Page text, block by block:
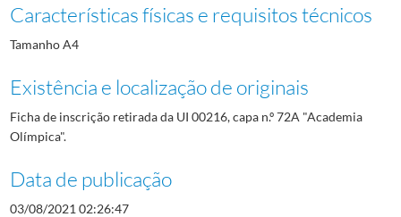
Características físicas e requisitos técnicos
Tamanho A4
Existência e localização de originais
Ficha de inscrição retirada da UI 00216, capa n.º 72A "Academia
Olímpica".
Data de publicação
03/08/2021 02:26:47